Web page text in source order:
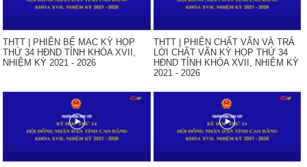
THTT | PHIÊN BẾ MẠC KỲ HỌP
THỨ 34 HĐND TỈNH KHÓA XVII,
NHIỆM KỲ 2021 - 2026
THTT | PHIÊN CHẤT VẤN VÀ TRẢ
LỜI CHẤT VẤN KỲ HỌP THỨ 34
HĐND TỈNH KHÓA XVII, NHIỆM KỲ
2021 - 2026